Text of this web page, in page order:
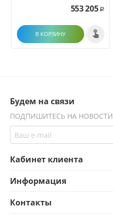
553 205 Р
В КОРЗИНУ
Будем на связи
ПОДПИШИТЕСЬ НА НОВОСТИ
Кабинет клиента
Информация
Контакты